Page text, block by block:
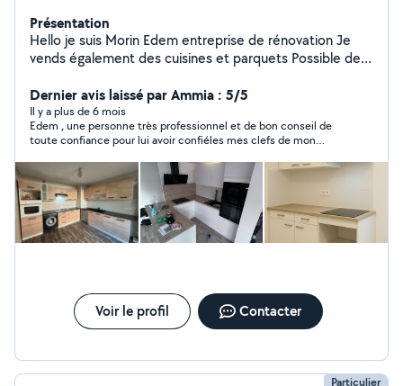
Présentation
Hello je suis Morin Edem entreprise de rénovation Je
vends également des cuisines et parquets Possible de
d'ameublement et rénovation Mais également
architecte et super bricoleur je réalise plusieurs projets
Décoration ou ameublement ou même rénovation Je
collabore régulièrement avec des agences immobilières
et collectivités Je dispose également d'une équipe dans
différents domaines J'ai un réel plaisir à faire mon métier
et me lancer dans des projets meme les plus fous J'ai
toujours une équipe avec moi Je propose mes services
pour -Carrelages -cuisiniste -peinture -électricité -
efficace je dispose d'une assurance
Dernier avis laissé par Ammia : 5/5
Il y a plus de 6 mois
Edem , une personne très professionnel et de bon conseil de
toute confiance pour lui avoir confiéles mes clefs de mon
Voir le profil Contacter
Particulier